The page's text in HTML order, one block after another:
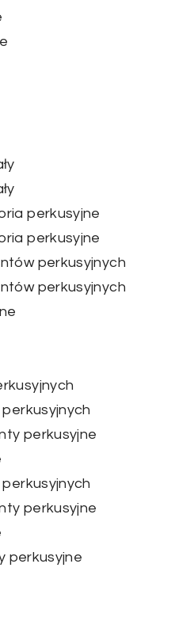
perkusyjne
perkusyjne
perkusyjnych
perkusyjnych
perkusyjne
perkusyjne
perkusyjne
FILTRY